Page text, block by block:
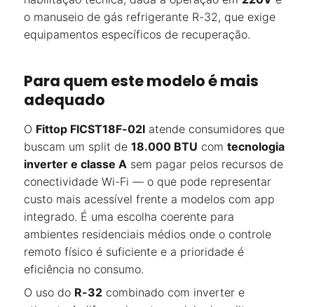
o manuseio de gás refrigerante R-32, que exige
equipamentos específicos de recuperação.
Para quem este modelo é mais
adequado
O Fittop FICST18F-02I atende consumidores que
buscam um split de 18.000 BTU com tecnologia
inverter e classe A sem pagar pelos recursos de
conectividade Wi-Fi — o que pode representar
custo mais acessível frente a modelos com app
integrado. É uma escolha coerente para
ambientes residenciais médios onde o controle
remoto físico é suficiente e a prioridade é
eficiência no consumo.
O uso do R-32 combinado com inverter e